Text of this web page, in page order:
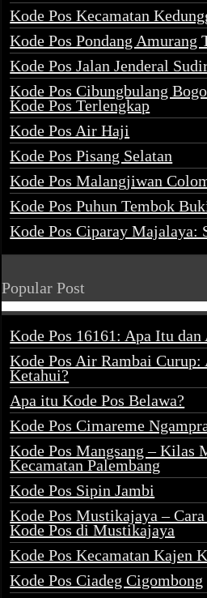
Kode Pos Kecamatan
Kode Pos Pondang Amurang
Kode Pos Jalan Jenderal
Kode Pos Cibungbulang
Kode Pos Terlengkap
Kode Pos Air Haji
Kode Pos Pisang Selatan
Kode Pos Malangjiwan
Kode Pos Puhun Tembok
Kode Pos Ciparay Majalaya:
Popular Post
Kode Pos 16161: Apa Itu
Kode Pos Air Rambai Curup:
Ketahui?
Apa itu Kode Pos Belawa?
Kode Pos Cimareme
Kode Pos Mangsang – Kilas
Kecamatan Palembang
Kode Pos Sipin Jambi
Kode Pos Mustikajaya –
Kode Pos di Mustikajaya
Kode Pos Kecamatan Kajen
Kode Pos Ciadeg Cigombong